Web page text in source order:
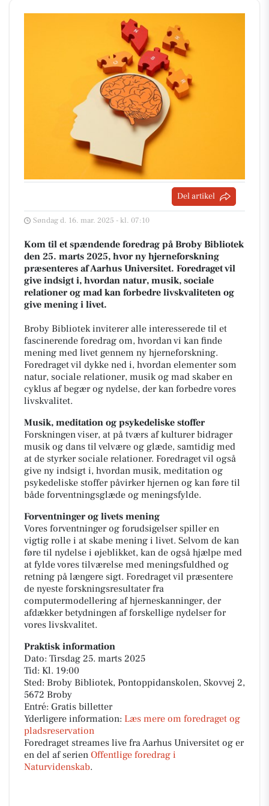
Del artikel
Søndag d. 16. mar. 2025 - kl. 07:10
Kom til et spændende foredrag på Broby Bibliotek
den 25. marts 2025, hvor ny hjerneforskning
præsenteres af Aarhus Universitet. Foredraget vil
give indsigt i, hvordan natur, musik, sociale
relationer og mad kan forbedre livskvaliteten og
give mening i livet.
Broby Bibliotek inviterer alle interesserede til et
fascinerende foredrag om, hvordan vi kan finde
mening med livet gennem ny hjerneforskning.
Foredraget vil dykke ned i, hvordan elementer som
natur, sociale relationer, musik og mad skaber en
cyklus af begær og nydelse, der kan forbedre vores
livskvalitet.
Musik, meditation og psykedeliske stoffer
Forskningen viser, at på tværs af kulturer bidrager
musik og dans til velvære og glæde, samtidig med
at de styrker sociale relationer. Foredraget vil også
give ny indsigt i, hvordan musik, meditation og
psykedeliske stoffer påvirker hjernen og kan føre til
både forventningsglæde og meningsfylde.
Forventninger og livets mening
Vores forventninger og forudsigelser spiller en
vigtig rolle i at skabe mening i livet. Selvom de kan
føre til nydelse i øjeblikket, kan de også hjælpe med
at fylde vores tilværelse med meningsfuldhed og
retning på længere sigt. Foredraget vil præsentere
de nyeste forskningsresultater fra
computermodellering af hjerneskanninger, der
afdækker betydningen af forskellige nydelser for
vores livskvalitet.
Praktisk information
Dato: Tirsdag 25. marts 2025
Tid: Kl. 19:00
Sted: Broby Bibliotek, Pontoppidanskolen, Skovvej 2,
5672 Broby
Entré: Gratis billetter
Yderligere information: Læs mere om foredraget og
pladsreservation
Foredraget streames live fra Aarhus Universitet og er
en del af serien Offentlige foredrag i
Naturvidenskab.